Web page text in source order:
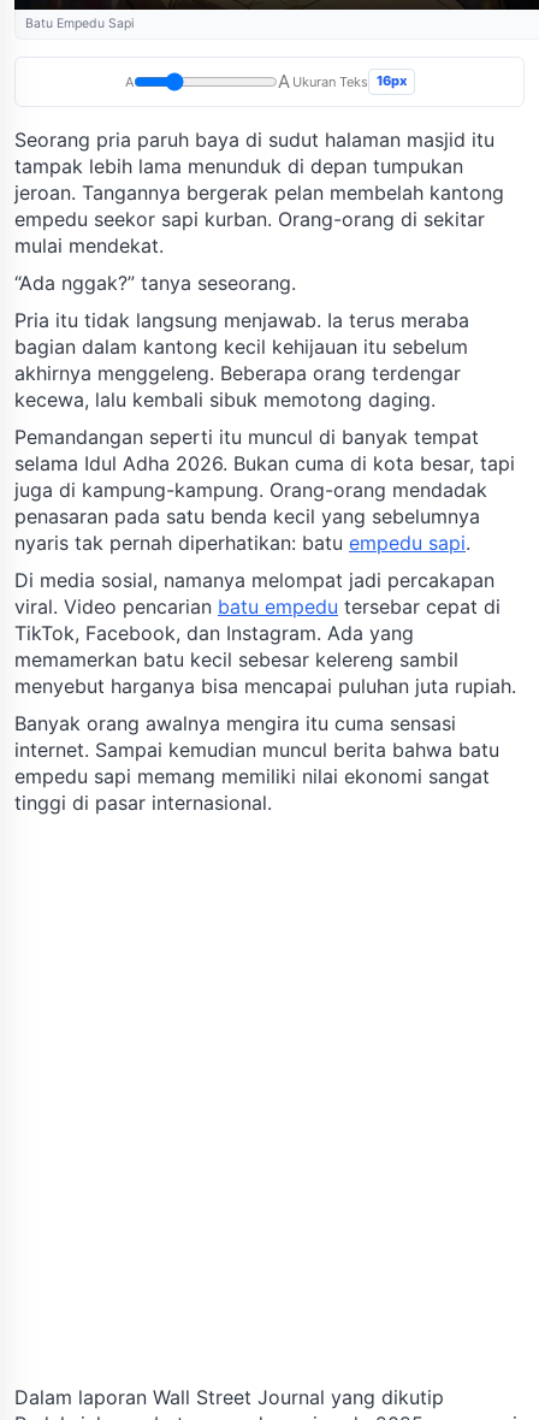
Batu Empedu Sapi
A A Ukuran Teks 16px
Seorang pria paruh baya di sudut halaman masjid itu
tampak lebih lama menunduk di depan tumpukan
jeroan. Tangannya bergerak pelan membelah kantong
empedu seekor sapi kurban. Orang-orang di sekitar
mulai mendekat.
“Ada nggak?” tanya seseorang.
Pria itu tidak langsung menjawab. Ia terus meraba
bagian dalam kantong kecil kehijauan itu sebelum
akhirnya menggeleng. Beberapa orang terdengar
kecewa, lalu kembali sibuk memotong daging.
Pemandangan seperti itu muncul di banyak tempat
selama Idul Adha 2026. Bukan cuma di kota besar, tapi
juga di kampung-kampung. Orang-orang mendadak
penasaran pada satu benda kecil yang sebelumnya
nyaris tak pernah diperhatikan: batu empedu sapi.
Di media sosial, namanya melompat jadi percakapan
viral. Video pencarian batu empedu tersebar cepat di
TikTok, Facebook, dan Instagram. Ada yang
memamerkan batu kecil sebesar kelereng sambil
menyebut harganya bisa mencapai puluhan juta rupiah.
Banyak orang awalnya mengira itu cuma sensasi
internet. Sampai kemudian muncul berita bahwa batu
empedu sapi memang memiliki nilai ekonomi sangat
tinggi di pasar internasional.
Dalam laporan Wall Street Journal yang dikutip